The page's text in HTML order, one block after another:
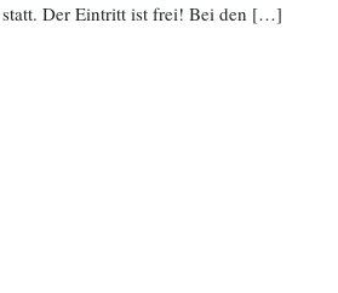
statt. Der Eintritt ist frei! Bei den […]